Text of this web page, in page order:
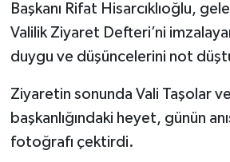
Başkanı Rifat Hisarcıklıoğlu,
Valilik Ziyaret Defteri’ni
duygu ve düşüncelerini not
Ziyaretin sonunda Vali Taşolar
başkanlığındaki heyet, günün
fotoğrafı çektirdi.